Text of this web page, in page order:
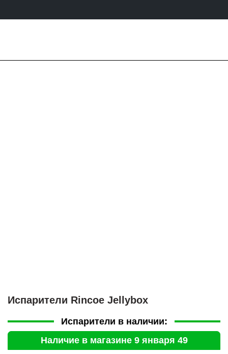
Испарители Rincoe Jellybox
Испарители в наличии:
Наличие в магазине 9 января 49